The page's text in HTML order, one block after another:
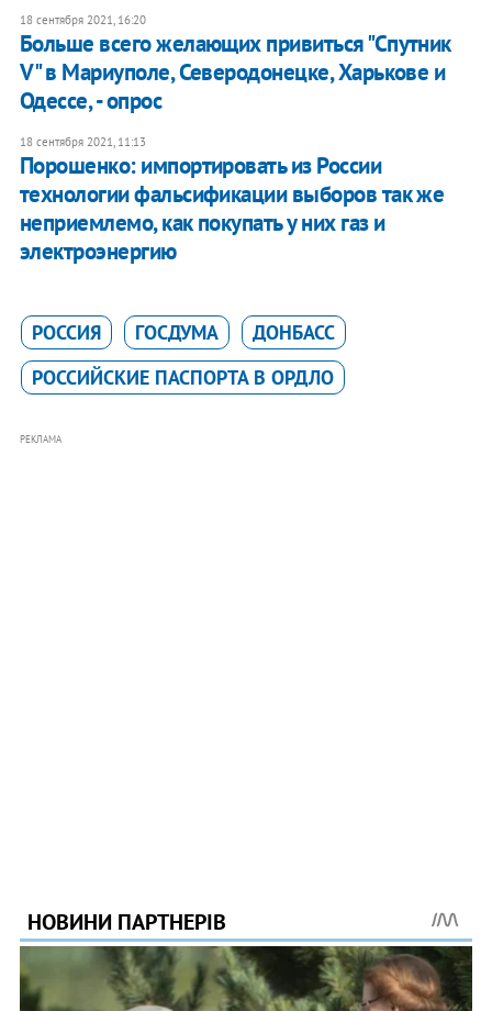
18 сентября 2021, 16:20
Больше всего желающих привиться "Спутник
V" в Мариуполе, Северодонецке, Харькове и
Одессе, - опрос
18 сентября 2021, 11:13
Порошенко: импортировать из России
технологии фальсификации выборов так же
неприемлемо, как покупать у них газ и
электроэнергию
РОССИЯ ГОСДУМА
ДОНБАСС
РОССИЙСКИЕ ПАСПОРТА В ОРДЛО
РЕКЛАМА